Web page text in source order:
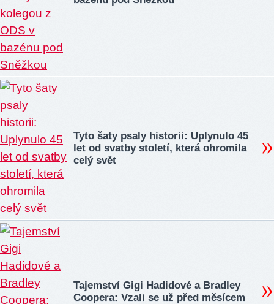
Tyto šaty psaly historii: Uplynulo 45
let od svatby století, která ohromila
celý svět
Tajemství Gigi Hadidové a Bradley
Coopera: Vzali se už před měsícem